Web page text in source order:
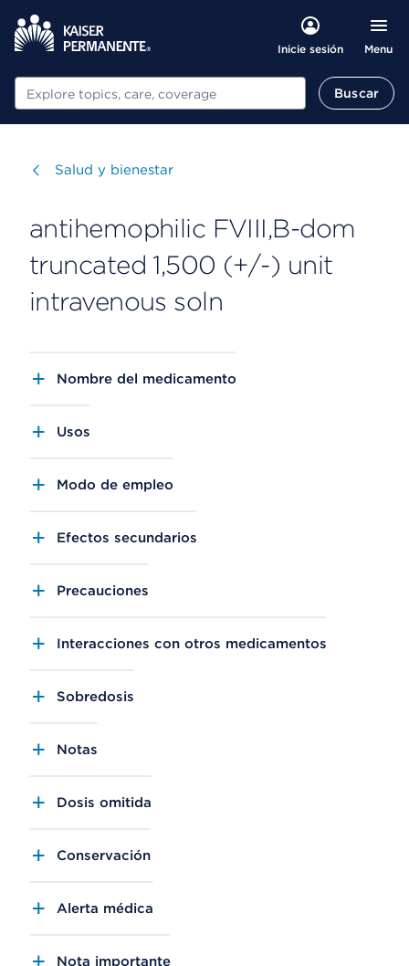
Inicie sesión Menu
Buscar Buscar
Visitar
Salud y bienestar
antihemophilic FVIII,B-dom
truncated 1,500 (+/-) unit
intravenous soln
Nombre del medicamento
Usos
Modo de empleo
Efectos secundarios
Precauciones
Interacciones con otros medicamentos
Sobredosis
Notas
Dosis omitida
Conservación
Alerta médica
Nota importante